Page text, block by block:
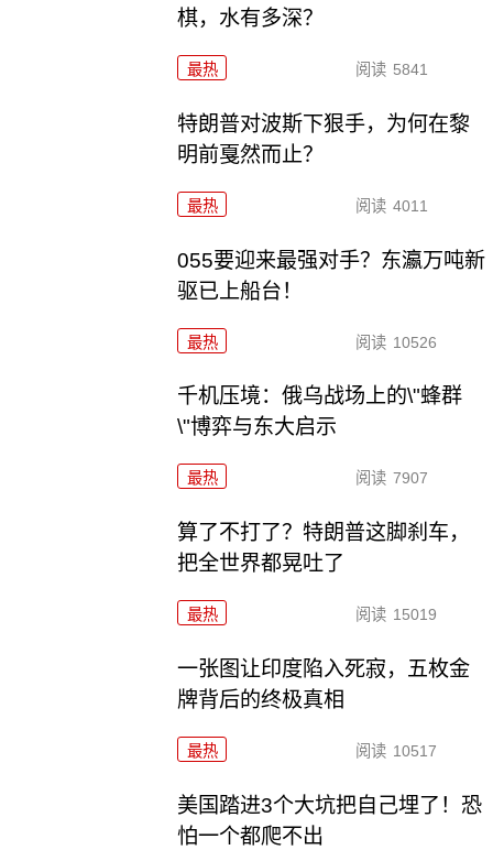
棋，水有多深？
最热 阅读 5841
特朗普对波斯下狠手，为何在黎
明前戛然而止？
最热 阅读 4011
055要迎来最强对手？东瀛万吨新
驱已上船台！
最热 阅读 10526
千机压境：俄乌战场上的\"蜂群
\"博弈与东大启示
最热 阅读 7907
算了不打了？特朗普这脚刹车，
把全世界都晃吐了
最热 阅读 15019
一张图让印度陷入死寂，五枚金
牌背后的终极真相
最热 阅读 10517
美国踏进3个大坑把自己埋了！恐
怕一个都爬不出